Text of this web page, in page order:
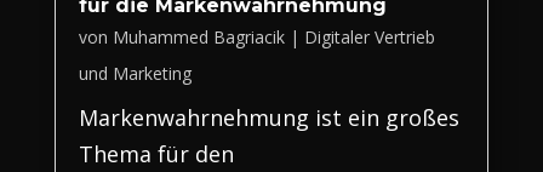
für die Markenwahrnehmung
von Muhammed Bagriacik| Digitaler Vertrieb
und Marketing
Markenwahrnehmung ist ein großes
Thema für den